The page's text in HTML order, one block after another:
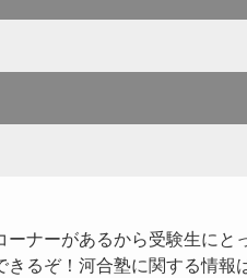
ーナーがあるから受験生にと
きるぞ！河合塾に関する情報